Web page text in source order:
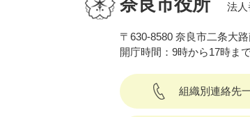
奈良市役所 法人
〒630-8580 奈良市二条大
開庁時間：9時から17時ま
組織別連絡先